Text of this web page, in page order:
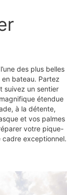
des plus belles
en bateau. Partez
suivez un sentier
étendue
à la détente,
et vos palmes
votre pique-